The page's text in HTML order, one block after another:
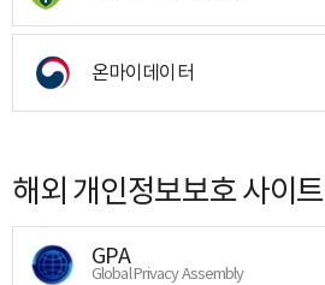
온마이데이터
해외 개인정보보호 사이트
GPA
Global Privacy Assembly